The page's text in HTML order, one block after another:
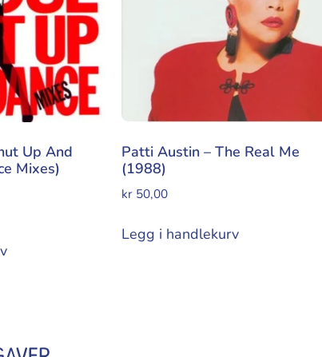
Up And
Mixes)
Patti Austin – The Real Me
(1988)
kr 50,00
Legg i handlekurv